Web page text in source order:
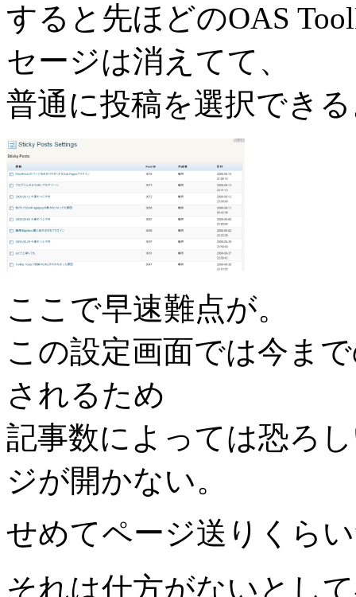
すると先ほどのOAS
セージは消えてて、
普通に投稿を選択でき
ここで早速難点が。
この設定画面では今ま
されるため
記事数によっては恐ろ
ジが開かない。
せめてページ送りくら
それは仕方がないとし